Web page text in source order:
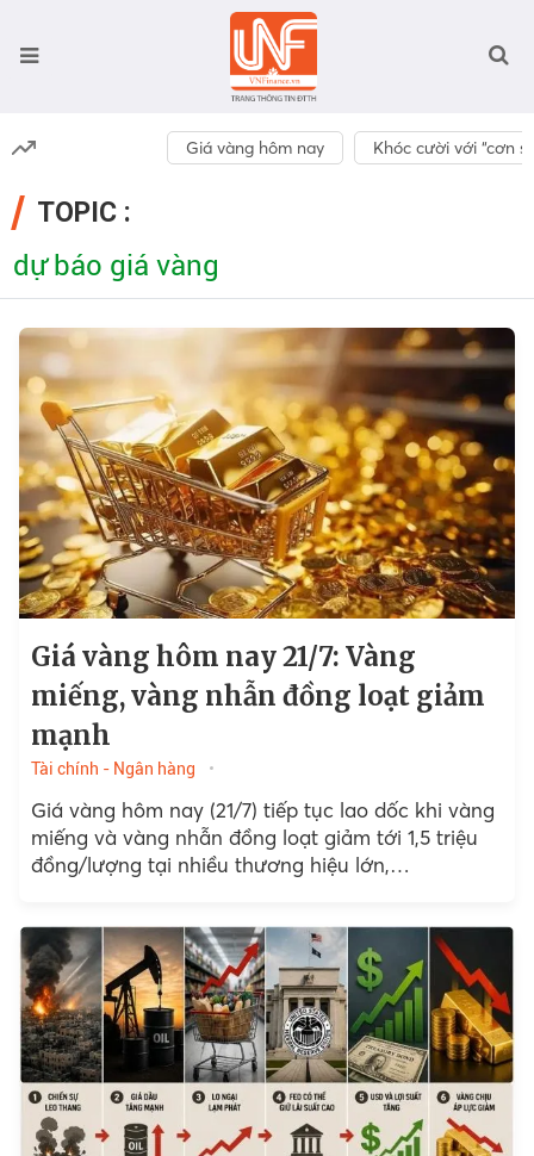
Giá vàng hôm nay Khóc cười với “cơn
TOPIC :
dự báo giá vàng
Giá vàng hôm nay 21/7: Vàng
miếng, vàng nhẫn đồng loạt giảm
mạnh
Tài chính - Ngân hàng
Giá vàng hôm nay (21/7) tiếp tục lao dốc khi vàng
miếng và vàng nhẫn đồng loạt giảm tới 1,5 triệu
đồng/lượng tại nhiều thương hiệu lớn,…